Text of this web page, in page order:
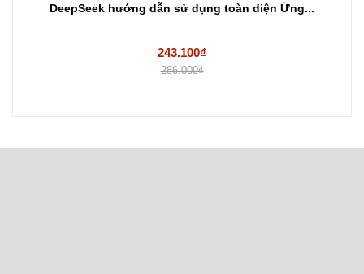
DeepSeek hướng dẫn sử dụng toàn diện Ứng...
243.100₫
286.000₫